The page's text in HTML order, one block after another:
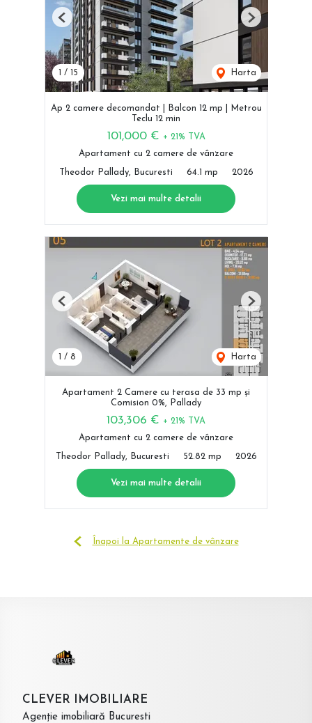
/ 15 Harta
Previous Next
Ap 2 camere decomandat | Balcon 12 mp | Metrou
Teclu 12 min
101,000 € + 21% TVA
Apartament cu 2 camere de vânzare
Theodor Pallady, Bucuresti 64.1 mp 2026
Vezi mai multe detalii
1 / 8 Harta
Previous Next
Apartament 2 Camere cu terasa de 33 mp și
Comision 0%, Pallady
103,306 € + 21% TVA
Apartament cu 2 camere de vânzare
Theodor Pallady, Bucuresti 52.82 mp 2026
Vezi mai multe detalii
Înapoi la Apartamente de vânzare
CLEVER IMOBILIARE
Agenție imobiliară Bucuresti